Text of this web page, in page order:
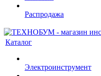
Распродажа
Каталог
Электроинструмент